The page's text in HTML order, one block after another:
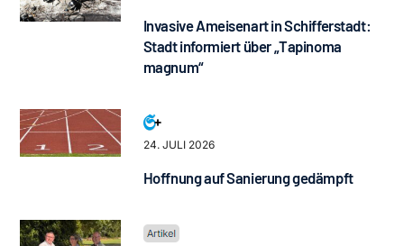
Invasive Ameisenart in Schifferstadt:
Stadt informiert über „Tapinoma
magnum“
24. JULI 2026
Hoffnung auf Sanierung gedämpft